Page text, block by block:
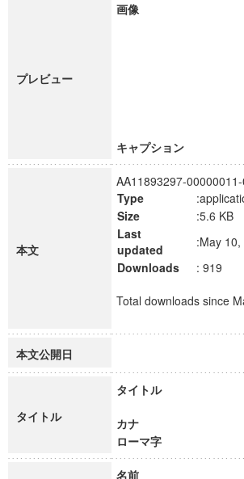
プレビュー
画像
キャプション
本文
AA11893297-
Type
Size
:5.6 KB
Last
updated
:May
Downloads
: 919
Total downloads since
本文公開日
タイトル
タイトル
カナ
ローマ字
名前